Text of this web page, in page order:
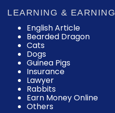
LEARNING & EARNING
English Article
Bearded Dragon
Cats
Dogs
Guinea Pigs
Insurance
Lawyer
Rabbits
Earn Money Online
Others